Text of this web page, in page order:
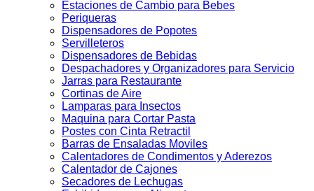
Estaciones de Cambio para Bebes
Periqueras
Dispensadores de Popotes
Servilleteros
Dispensadores de Bebidas
Despachadores y Organizadores para Servicio
Jarras para Restaurante
Cortinas de Aire
Lamparas para Insectos
Maquina para Cortar Pasta
Postes con Cinta Retractil
Barras de Ensaladas Moviles
Calentadores de Condimentos y Aderezos
Calentador de Cajones
Secadores de Lechugas